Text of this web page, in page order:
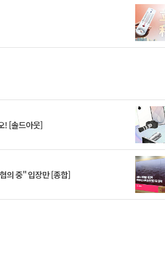
! [솔드아웃]
의 중" 입장만 [종합]